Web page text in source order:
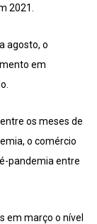
2021.
agosto, o
em
os meses de
o comércio
pandemia entre
em março o nível